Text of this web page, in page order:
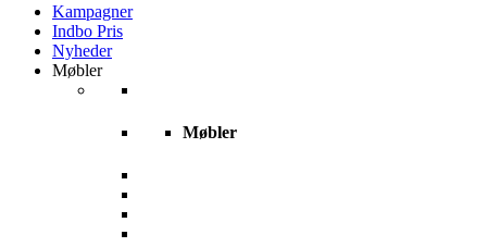
Kampagner
Indbo Pris
Nyheder
Møbler
Møbler